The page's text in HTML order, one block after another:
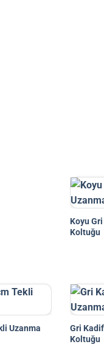
Koyu
Koltuğu
Uzanma
Gri
Koltuğu